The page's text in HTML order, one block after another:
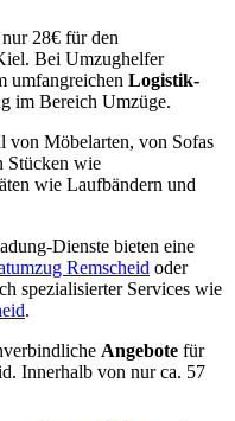
28€ für den
Bei Umzughelfer
umfangreichen Logistik-
im Bereich Umzüge.
von Möbelarten, von Sofas
Stücken wie
wie Laufbändern und
Dienste bieten eine
Remscheid oder
spezialisierter Services wie
.
Angebote für
Innerhalb von nur ca. 57